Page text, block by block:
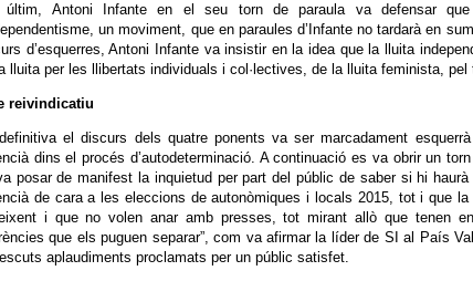
últim, Antoni Infante en el seu torn de paraula va defensar
un moviment, que en paraules d’Infante no tardarà en
d’esquerres, Antoni Infante va insistir en la idea que la lluita
lluita per les llibertats individuals i col·lectives, de la lluita feminista,
reivindicatiu
el discurs dels quatre ponents va ser marcadament
dins el procés d’autodeterminació. A continuació es va obrir un
posar de manifest la inquietud per part del públic de saber si hi
de cara a les eleccions de autonòmiques i locals 2015, tot i que
i que no volen anar amb presses, tot mirant allò que tenen
que els puguen separar”, com va afirmar la líder de SI al País
aplaudiments proclamats per un públic satisfet.